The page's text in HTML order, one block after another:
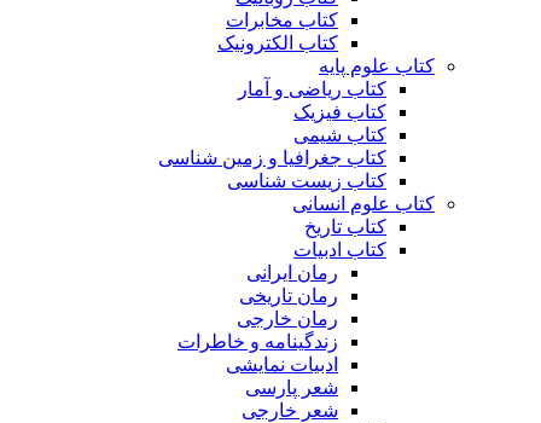
کتاب مخابرات
کتاب الکترونیک
کتاب علوم پایه
کتاب ریاضی و آمار
کتاب فیزیک
کتاب شیمی
کتاب جغرافیا و زمین شناسی
کتاب زیست شناسی
کتاب علوم انسانی
کتاب تاریخ
کتاب ادبیات
رمان ایرانی
رمان تاریخی
رمان خارجی
زندگینامه و خاطرات
ادبیات نمایشی
شعر پارسی
شعر خارجی